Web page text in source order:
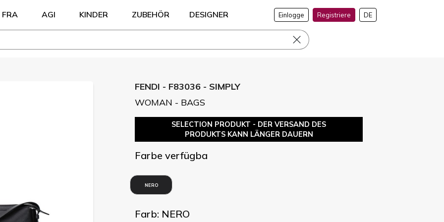
FRA AGI KINDER ZUBEHÖR DESIGNER Einlogge Registriere DE
FENDI - F83036 - SIMPLY
WOMAN - BAGS
SELECTION PRODUKT - DER VERSAND DES
PRODUKTS KANN LÄNGER DAUERN
Farbe verfügba
NERO
Farb: NERO